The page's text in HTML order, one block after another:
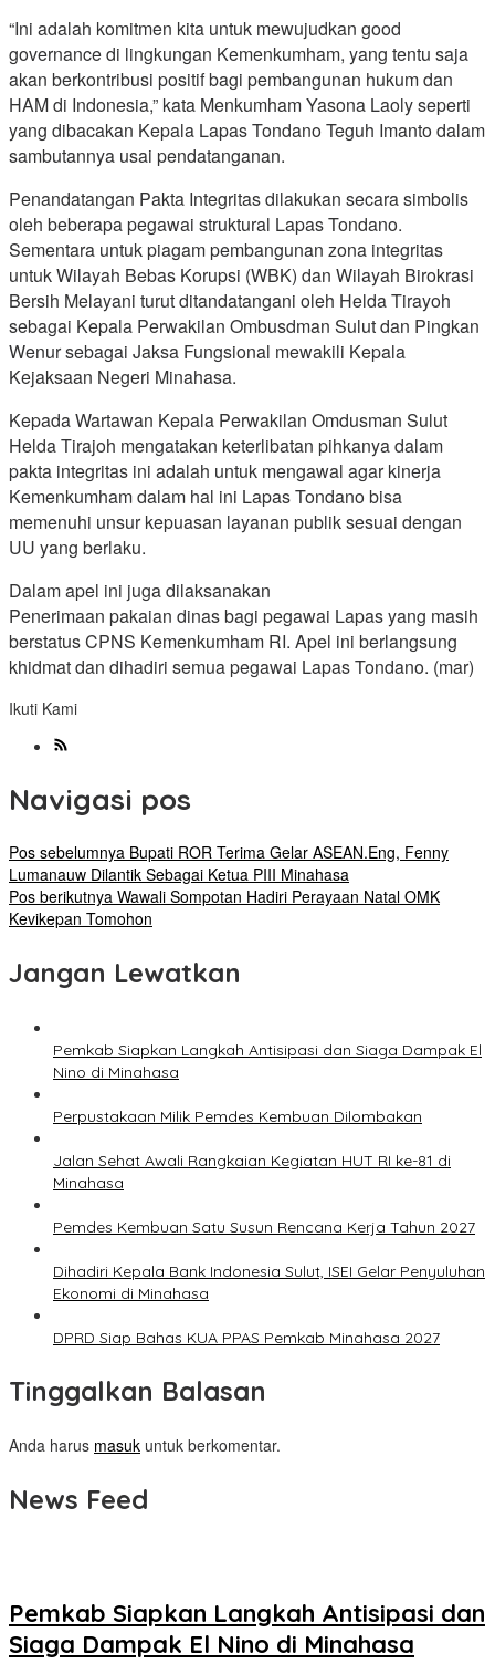
“Ini adalah komitmen kita untuk mewujudkan good
governance di lingkungan Kemenkumham, yang tentu saja
akan berkontribusi positif bagi pembangunan hukum dan
HAM di Indonesia,” kata Menkumham Yasona Laoly seperti
yang dibacakan Kepala Lapas Tondano Teguh Imanto dalam
sambutannya usai pendatanganan.
Penandatangan Pakta Integritas dilakukan secara simbolis
oleh beberapa pegawai struktural Lapas Tondano.
Sementara untuk piagam pembangunan zona integritas
untuk Wilayah Bebas Korupsi (WBK) dan Wilayah Birokrasi
Bersih Melayani turut ditandatangani oleh Helda Tirayoh
sebagai Kepala Perwakilan Ombusdman Sulut dan Pingkan
Wenur sebagai Jaksa Fungsional mewakili Kepala
Kejaksaan Negeri Minahasa.
Kepada Wartawan Kepala Perwakilan Omdusman Sulut
Helda Tirajoh mengatakan keterlibatan pihkanya dalam
pakta integritas ini adalah untuk mengawal agar kinerja
Kemenkumham dalam hal ini Lapas Tondano bisa
memenuhi unsur kepuasan layanan publik sesuai dengan
UU yang berlaku.
Dalam apel ini juga dilaksanakan
Penerimaan pakaian dinas bagi pegawai Lapas yang masih
berstatus CPNS Kemenkumham RI. Apel ini berlangsung
khidmat dan dihadiri semua pegawai Lapas Tondano. (mar)
Ikuti Kami
Navigasi pos
Pos sebelumnya Bupati ROR Terima Gelar ASEAN.Eng, Fenny
Lumanauw Dilantik Sebagai Ketua PIII Minahasa
Pos berikutnya Wawali Sompotan Hadiri Perayaan Natal OMK
Kevikepan Tomohon
Jangan Lewatkan
Pemkab Siapkan Langkah Antisipasi dan Siaga Dampak El
Nino di Minahasa
Perpustakaan Milik Pemdes Kembuan Dilombakan
Jalan Sehat Awali Rangkaian Kegiatan HUT RI ke-81 di
Minahasa
Pemdes Kembuan Satu Susun Rencana Kerja Tahun 2027
Dihadiri Kepala Bank Indonesia Sulut, ISEI Gelar Penyuluhan
Ekonomi di Minahasa
DPRD Siap Bahas KUA PPAS Pemkab Minahasa 2027
Tinggalkan Balasan
Anda harus masuk untuk berkomentar.
News Feed
Pemkab Siapkan Langkah Antisipasi dan
Siaga Dampak El Nino di Minahasa